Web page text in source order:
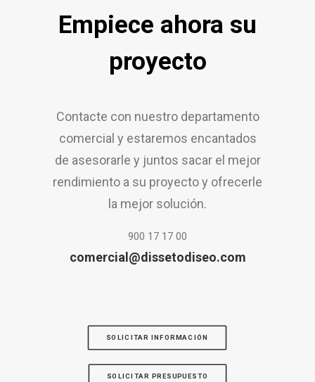
Empiece ahora su
proyecto
Contacte con nuestro departamento
comercial y estaremos encantados
de asesorarle y juntos sacar el mejor
rendimiento a su proyecto y ofrecerle
la mejor solución.
900 17 17 00
comercial@dissetodiseo.com
SOLICITAR INFORMACIÓN
SOLICITAR PRESUPUESTO